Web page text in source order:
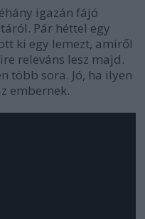
igazán fájó
Pár héttel egy
ki egy lemezt, amiről
releváns lesz majd.
több sora. Jó, ha ilyen
embernek.